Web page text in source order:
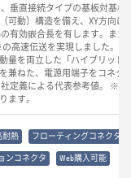
垂直接続タイプの基板対基板
可動）構造を備え、XY方向に
有効嵌合長を有します。また
高速伝送を実現しました。高
量を両立した「ハイブリッド
兼ねた、電源用端子をコネク
定義による代表参考値。 ※
ます。
耐熱 フローティングコネクタ
ンコネクタ Web購入可能